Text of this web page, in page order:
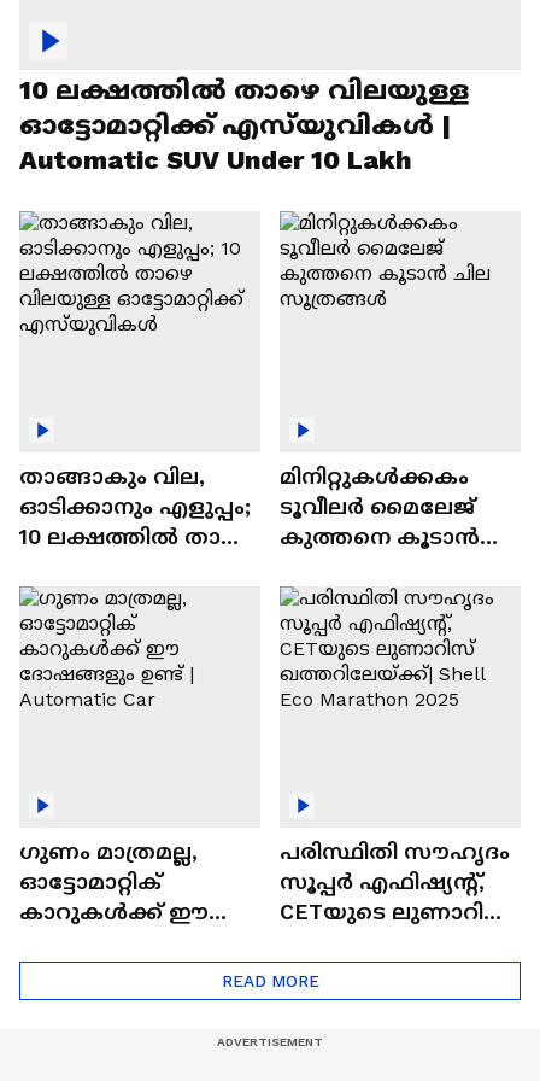
10 ലക്ഷത്തിൽ താഴെ വിലയുള്ള
ഓട്ടോമാറ്റിക്ക് എസ്‍യുവികൾ |
Automatic SUV Under 10 Lakh
താങ്ങാകും വില,
ഓടിക്കാനും എളുപ്പം;
10 ലക്ഷത്തിൽ താഴെ
ഓട്ടോമാറ്റിക്ക്
എസ്‍യുവികൾ
മിനിറ്റുകൾക്കകം
ടൂവീലർ മൈലേജ്
കുത്തനെ കൂടാൻ
ഗുണം മാത്രമല്ല,
ഓട്ടോമാറ്റിക്
കാറുകൾക്ക് ഈ
പരിസ്ഥിതി സൗഹൃദം
സൂപ്പർ എഫിഷ്യന്റ്,
CETയുടെ ലുണാറിസ്
Eco Marathon 2025
READ MORE